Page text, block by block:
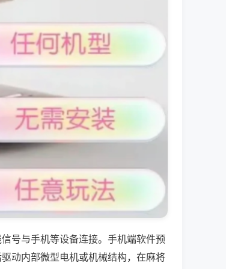
号与手机等设备连接。手机端软件预
动内部微型电机或机械结构，在麻将